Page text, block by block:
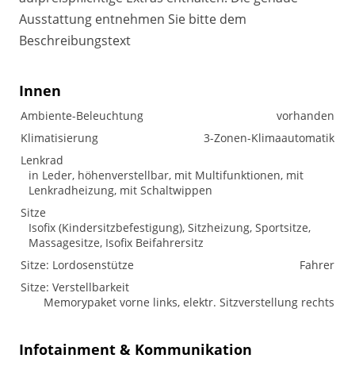
Ausstattung entnehmen Sie bitte dem
Beschreibungstext
Innen
Ambiente-Beleuchtung
vorhanden
Klimatisierung
3-Zonen-Klimaautomatik
Lenkrad
in Leder, höhenverstellbar, mit Multifunktionen, mit
Lenkradheizung, mit Schaltwippen
Sitze
Isofix (Kindersitzbefestigung), Sitzheizung, Sportsitze,
Massagesitze, Isofix Beifahrersitz
Sitze: Lordosenstütze
Fahrer
Sitze: Verstellbarkeit
Memorypaket vorne links, elektr. Sitzverstellung rechts
Infotainment & Kommunikation